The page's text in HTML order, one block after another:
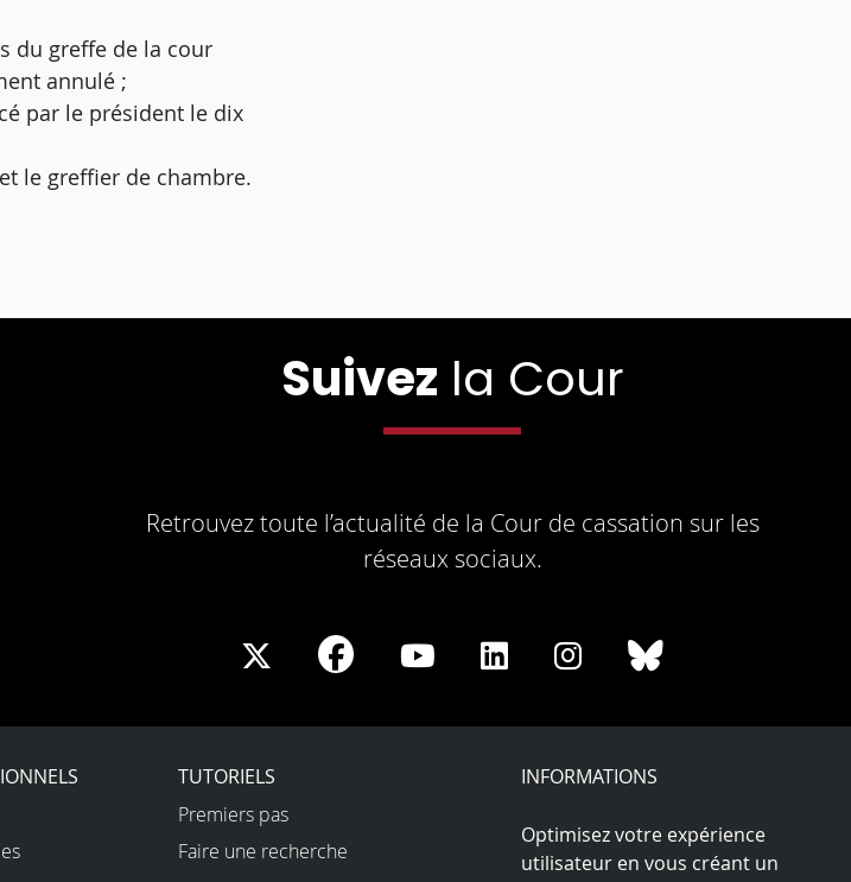
du greffe de la cour
annulé ;
par le président le dix
le greffier de chambre.
Suivez la Cour
Retrouvez toute l’actualité de la Cour de cassation sur les
réseaux sociaux.
Share
X
Share
Facebook
Share
Youtube
Share
LinkedIn
Share
Instagram
Share
Bluesky
TUTORIELS
Premiers pas
Faire une recherche
INFORMATIONS
Optimisez votre expérience
utilisateur en vous créant un